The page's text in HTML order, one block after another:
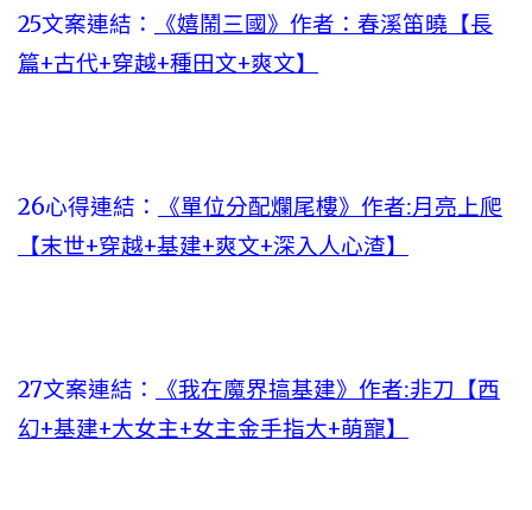
25文案連結：
《嬉鬧三國》作者：春溪笛曉【長
篇+古代+穿越+種田文+爽文】
26心得連結：
《單位分配爛尾樓》作者:月亮上爬
【末世+穿越+基建+爽文+深入人心渣】
27文案連結：
《我在魔界搞基建》作者:非刀【西
幻+基建+大女主+女主金手指大+萌寵】